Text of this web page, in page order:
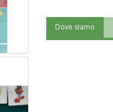
Dove siamo